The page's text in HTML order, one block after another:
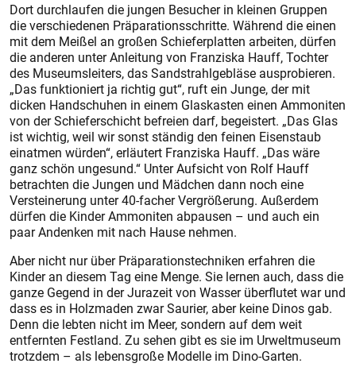
Dort durchlaufen die jungen Besucher in kleinen Gruppen
die verschiedenen Präparationsschritte. Während die einen
mit dem Meißel an großen Schieferplatten arbeiten, dürfen
die anderen unter Anleitung von Franziska Hauff, Tochter
des Museumsleiters, das Sandstrahlgebläse ausprobieren.
„Das funktioniert ja richtig gut“, ruft ein Junge, der mit
dicken Handschuhen in einem Glaskasten einen Ammoniten
von der Schieferschicht befreien darf, begeistert. „Das Glas
ist wichtig, weil wir sonst ständig den feinen Eisenstaub
einatmen würden“, erläutert Franziska Hauff. „Das wäre
ganz schön ungesund.“ Unter Aufsicht von Rolf Hauff
betrachten die Jungen und Mädchen dann noch eine
Versteinerung unter 40-facher Vergrößerung. Außerdem
dürfen die Kinder Ammoniten abpausen – und auch ein
paar Andenken mit nach Hause nehmen.
Aber nicht nur über Präparationstechniken erfahren die
Kinder an diesem Tag eine Menge. Sie lernen auch, dass die
ganze Gegend in der Jurazeit von Wasser überflutet war und
dass es in Holzmaden zwar Saurier, aber keine Dinos gab.
Denn die lebten nicht im Meer, sondern auf dem weit
entfernten Festland. Zu sehen gibt es sie im Urweltmuseum
trotzdem – als lebensgroße Modelle im Dino-Garten.